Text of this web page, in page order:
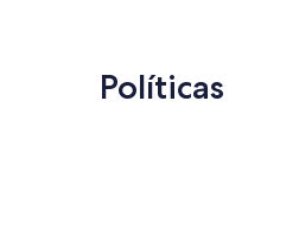
Políticas